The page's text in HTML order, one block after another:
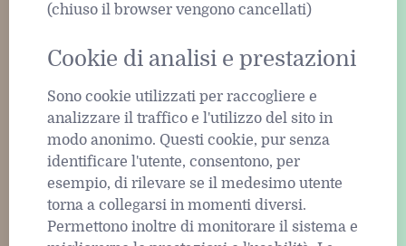
(chiuso il browser vengono cancellati)
Cookie di analisi e prestazioni
Sono cookie utilizzati per raccogliere e
analizzare il traffico e l'utilizzo del sito in
modo anonimo. Questi cookie, pur senza
identificare l'utente, consentono, per
esempio, di rilevare se il medesimo utente
torna a collegarsi in momenti diversi.
Permettono inoltre di monitorare il sistema e